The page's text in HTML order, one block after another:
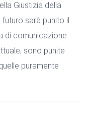
Giustizia della
sarà punito il
di comunicazione
sono punite
puramente